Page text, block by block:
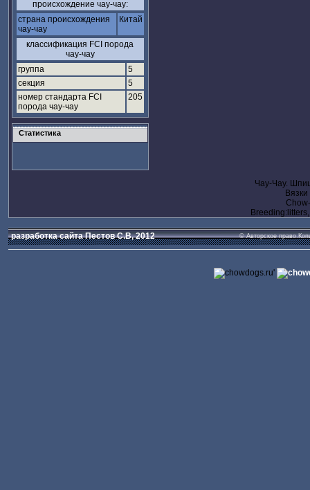
происхождение чау-чау:
страна происхождения
чау-чау
Китай
классификация FCI порода
чау-чау
группа
5
секция
5
номер стандарта FCI
порода чау-чау
205
Статистика
Чау-Чау.
разработка сайта Пестов С.В, 2012 © Авторское